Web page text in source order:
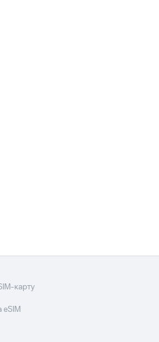
карту
eSIM